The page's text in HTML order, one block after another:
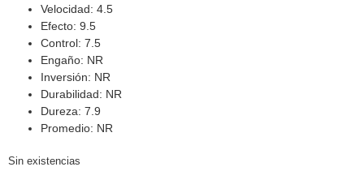
Velocidad: 4.5
Efecto: 9.5
Control: 7.5
Engaño: NR
Inversión: NR
Durabilidad: NR
Dureza: 7.9
Promedio: NR
Sin existencias